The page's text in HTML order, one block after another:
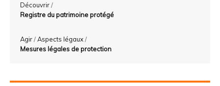
Découvrir/
Registre du patrimoine protégé
Agir/Aspects légaux/
Mesures légales de protection